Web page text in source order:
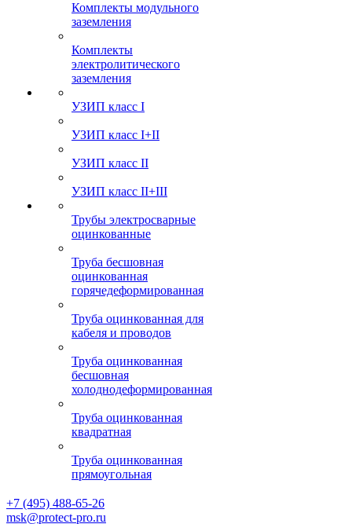
Комплекты модульного
заземления
Комплекты
электролитического
заземления
УЗИП класс I
УЗИП класс I+II
УЗИП класс II
УЗИП класс II+III
Трубы электросварные
оцинкованные
Труба бесшовная
оцинкованная
горячедеформированная
Труба оцинкованная для
кабеля и проводов
Труба оцинкованная
бесшовная
холоднодеформированная
Труба оцинкованная
квадратная
Труба оцинкованная
прямоугольная
+7 (495) 488-65-26
msk@protect-pro.ru